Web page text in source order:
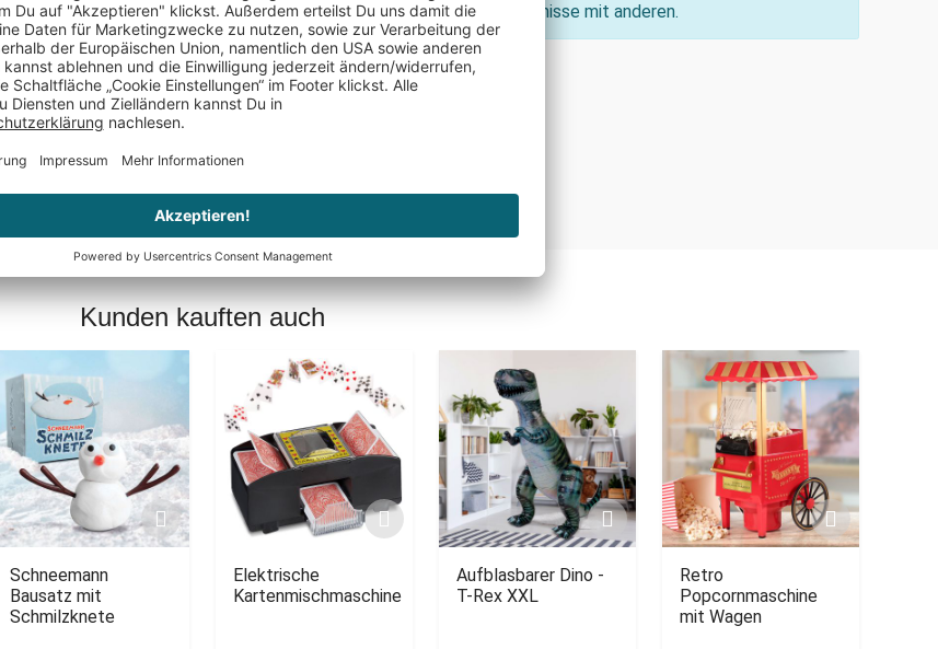
Keine Bewertungen gefunden. Geh voran und teil Deine Erkenntnisse mit anderen.
Kunden kauften auch
Schneemann
Bausatz mit
Schmilzknete
Elektrische
Kartenmischmaschine
Aufblasbarer Dino -
T-Rex XXL
Retro
Popcornmaschine
mit Wagen